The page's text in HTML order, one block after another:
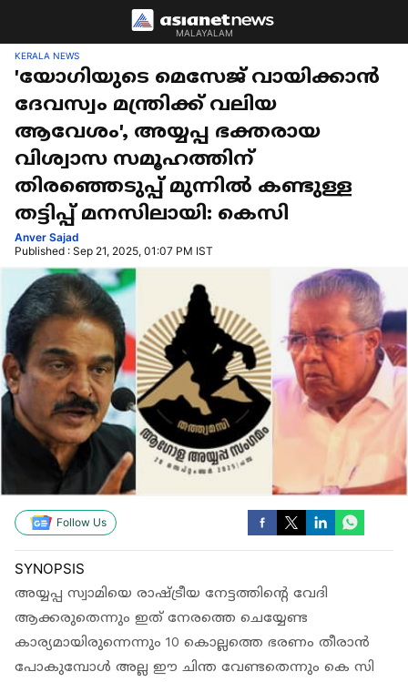
MALAYALAM
KERALA NEWS
'യോഗിയുടെ മെസേജ് വായിക്കാൻ
ദേവസ്വം മന്ത്രിക്ക് വലിയ
ആവേശം', അയ്യപ്പ ഭക്തരായ
വിശ്വാസ സമൂഹത്തിന്
തിരഞ്ഞെടുപ്പ് മുന്നിൽ കണ്ടുള്ള
തട്ടിപ്പ് മനസിലായി: കെസി
Anver Sajad
Published : Sep 21, 2025, 01:07 PM IST
Follow Us
SYNOPSIS
അയ്യപ്പ സ്വാമിയെ രാഷ്ട്രീയ നേട്ടത്തിന്‍റെ വേദി
ആക്കരുതെന്നും ഇത് നേരത്തെ ചെയ്യേണ്ട
കാര്യമായിരുന്നെന്നും 10 കൊല്ലത്തെ ഭരണം തീരാൻ
പോകുമ്പോൾ അല്ല ഈ ചിന്ത വേണ്ടതെന്നും കെ സി